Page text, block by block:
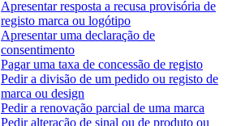
Apresentar resposta a recusa provisória de
registo marca ou logótipo
Apresentar uma declaração de
consentimento
Pagar uma taxa de concessão de registo
Pedir a divisão de um pedido ou registo de
marca ou design
Pedir a renovação parcial de uma marca
Pedir alteração de sinal ou de produto ou